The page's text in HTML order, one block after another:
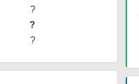
?
?
?